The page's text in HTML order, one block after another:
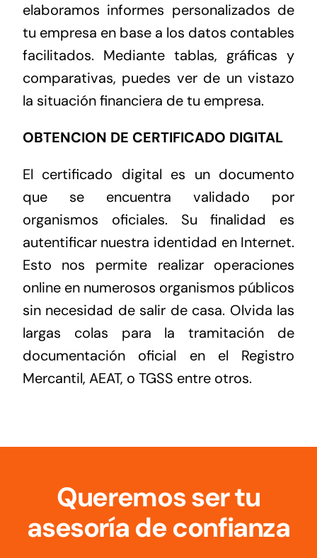
elaboramos informes personalizados de
tu empresa en base a los datos contables
facilitados. Mediante tablas, gráficas y
comparativas, puedes ver de un vistazo
la situación financiera de tu empresa.
OBTENCION DE CERTIFICADO DIGITAL
El certificado digital es un documento
que se encuentra validado por
organismos oficiales. Su finalidad es
autentificar nuestra identidad en Internet.
Esto nos permite realizar operaciones
online en numerosos organismos públicos
sin necesidad de salir de casa. Olvida las
largas colas para la tramitación de
documentación oficial en el Registro
Mercantil, AEAT, o TGSS entre otros.
Queremos ser tu
asesoría de confianza